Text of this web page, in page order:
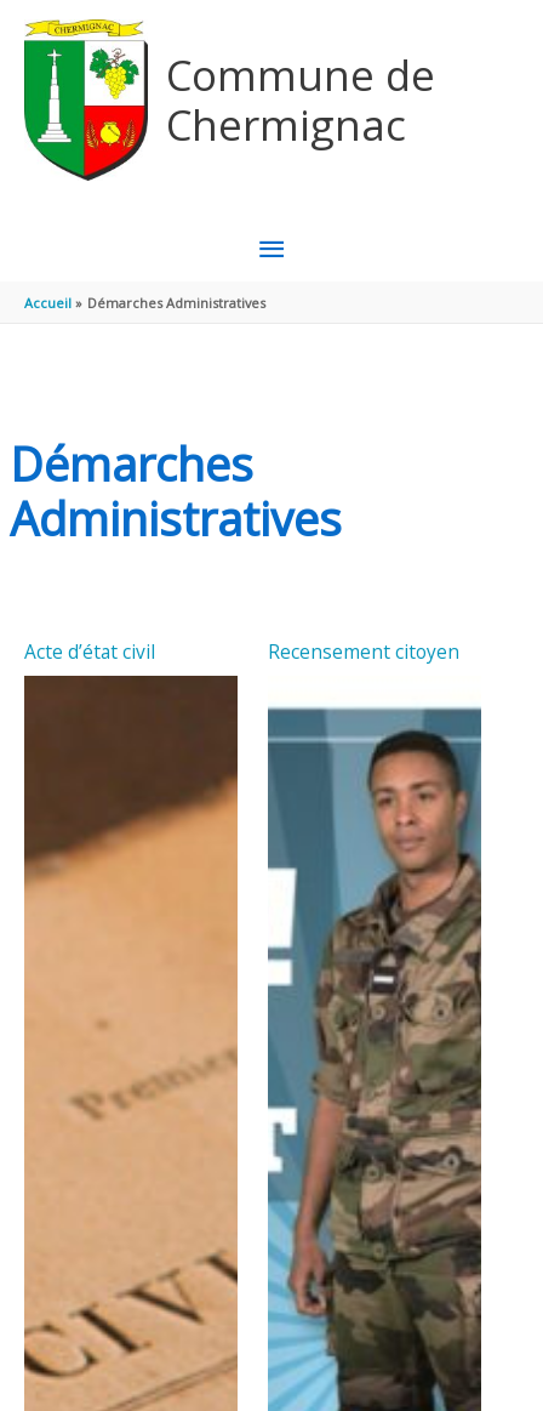
Commune de
Chermignac
MENU
PRINCIPAL
Accueil Démarches Administratives
Démarches
Administratives
Acte d’état civil Recensement citoyen